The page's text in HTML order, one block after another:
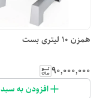
همزن ۱۰ لیتری بست
۹۰٬۰۰۰٬۰۰۰
افزودن به سبد